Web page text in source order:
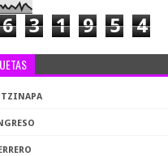
6 3 1 9 5 4